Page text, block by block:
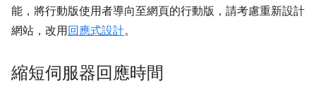
能，將行動版使用者導向至網頁的行動版，請考慮重新設計
網站，改用回應式設計。
縮短伺服器回應時間